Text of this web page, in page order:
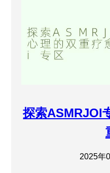
探索ASMRJOI
2025年